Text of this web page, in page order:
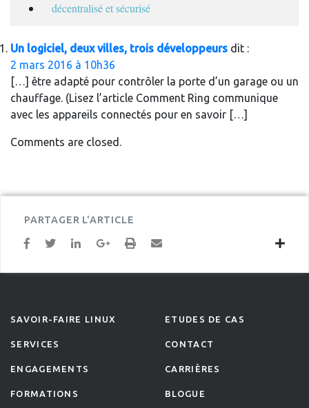
décentralisé et sécurisé
Un logiciel, deux villes, trois développeurs dit :
2 mars 2016 à 10h36
[…] être adapté pour contrôler la porte d’un garage ou un
chauffage. (Lisez l’article Comment Ring communique
avec les appareils connectés pour en savoir […]
Comments are closed.
PARTAGER L'ARTICLE
SAVOIR-FAIRE LINUX
SERVICES
ENGAGEMENTS
FORMATIONS
ETUDES DE CAS
CONTACT
CARRIÈRES
BLOGUE